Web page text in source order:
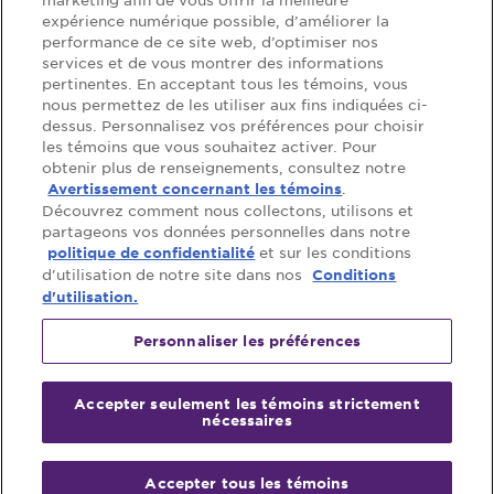
Soutien
Questions
fréquentes
Nous joindre
Localisateur de
magasin
Suivez-nous:
©2026 Mondelez International group.
expérience numérique possible, d’améliorer la
performance de ce site web, d’optimiser nos
services et de vous montrer des informations
pertinentes. En acceptant tous les témoins, vous
nous permettez de les utiliser aux fins indiquées ci-
dessus. Personnalisez vos préférences pour choisir
les témoins que vous souhaitez activer. Pour
obtenir plus de renseignements, consultez notre
Avertissement concernant les témoins
Découvrez comment nous collectons, utilisons et
partageons vos données personnelles dans notre
politique de confidentialité et sur les conditions
d'utilisation de notre site dans nos
Conditions
d'utilisation.
Personnaliser les préférences
Accepter seulement les témoins strictement
nécessaires
Accepter tous les témoins